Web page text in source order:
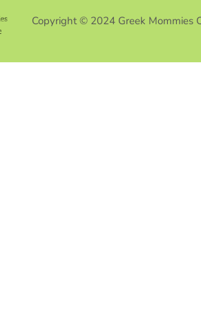
Copyright © 2024 Greek Mommies